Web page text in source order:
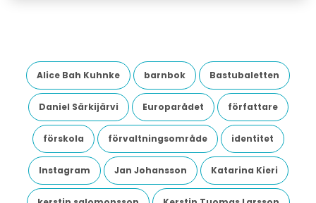
Alice Bah Kuhnke barnbok Bastubaletten
Daniel Särkijärvi Europarådet författare
förskola förvaltningsområde identitet
Instagram Jan Johansson Katarina Kieri